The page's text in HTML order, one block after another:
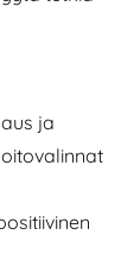
ja